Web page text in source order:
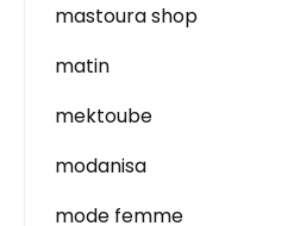
mastoura shop
matin
mektoube
modanisa
mode femme